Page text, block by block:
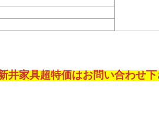
井家具超特価はお問い合わせ